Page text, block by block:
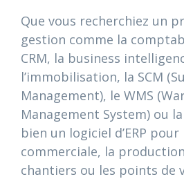
Que vous recherchiez un
gestion comme la
CRM, la business
l’immobilisation, la SCM
Management), le WMS
Management System) ou
bien un logiciel d’ERP
commerciale, la
chantiers ou les points de